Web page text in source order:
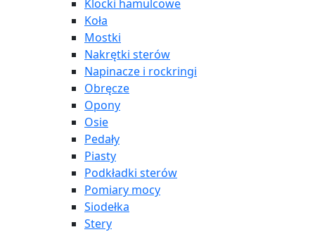
Klocki hamulcowe
Koła
Mostki
Nakrętki sterów
Napinacze i rockringi
Obręcze
Opony
Osie
Pedały
Piasty
Podkładki sterów
Pomiary mocy
Siodełka
Stery